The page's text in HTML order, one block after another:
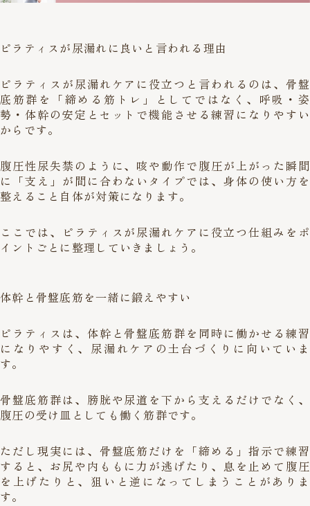
ピラティスが尿漏れに良いと言われる理由
ピラティスが尿漏れケアに役立つと言われるのは、骨盤
底筋群を「締める筋トレ」としてではなく、呼吸・姿
勢・体幹の安定とセットで機能させる練習になりやすい
からです。
腹圧性尿失禁のように、咳や動作で腹圧が上がった瞬間
に「支え」が間に合わないタイプでは、身体の使い方を
整えること自体が対策になります。
ここでは、ピラティスが尿漏れケアに役立つ仕組みをポ
イントごとに整理していきましょう。
体幹と骨盤底筋を一緒に鍛えやすい
ピラティスは、体幹と骨盤底筋群を同時に働かせる練習
になりやすく、尿漏れケアの土台づくりに向いていま
す。
骨盤底筋群は、膀胱や尿道を下から支えるだけでなく、
腹圧の受け皿としても働く筋群です。
ただし現実には、骨盤底筋だけを「締める」指示で練習
すると、お尻や内ももに力が逃げたり、息を止めて腹圧
を上げたりと、狙いと逆になってしまうことがありま
す。